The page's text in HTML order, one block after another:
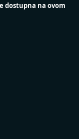
dostupna na ovom